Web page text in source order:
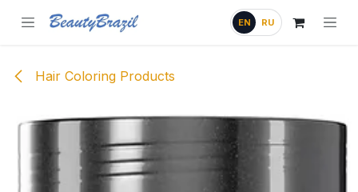
EN RU
Hair Coloring Products